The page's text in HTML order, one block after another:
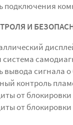
подключения
И
система
сигнала о
контроль
от
от